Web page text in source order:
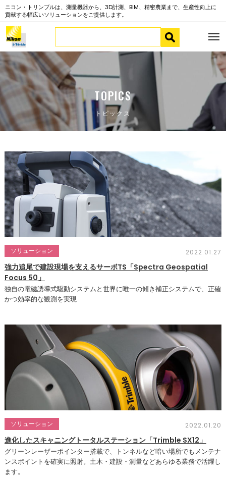
ニコン・トリンブルは、測量機器から、3D計測、BIM、精密農業まで、生産性向上に
貢献する幅広いソリューションをご提供します。
TOPICS
トピックス
ソリューション 2022.01.27
強力追尾で建設現場を支えるサーボTS「Spectra Geospatial
Focus 50」
独自の電磁誘導式駆動システムと世界に唯一の傾き補正システムで、正確
かつ効率的な観測を実現
ソリューション 2022.01.20
進化したスキャニングトータルステーション「Trimble SX12」
グリーンレーザーポインター搭載で、トンネルなど暗い場所でもメンテナ
ンスポイントを確実に照射。土木・建設・測量などあらゆる業務で活躍し
ます。